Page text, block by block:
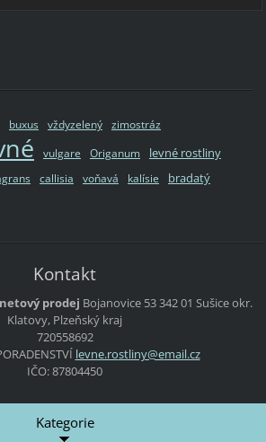
buxus vždyzelený zimostráz
vulgare Origanum levné rostliny
callisia voňavá kalísie
bradatý
Kontakt
prodej Bojanovice 53342 01 Sušiceokr.
Klatovy, Plzeňský kraj
720558692
levne.rostliny@email.cz
IČO: 87804450
Kategorie